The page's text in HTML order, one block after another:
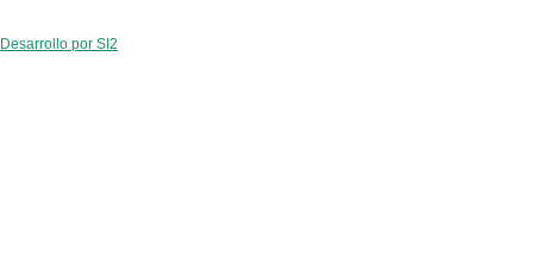
Desarrollo por SI2